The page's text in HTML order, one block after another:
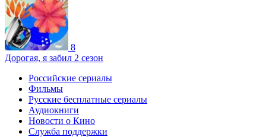
8
Дорогая, я забил 2 сезон
Российские сериалы
Фильмы
Русские бесплатные сериалы
Аудиокниги
Новости о Кино
Служба поддержки